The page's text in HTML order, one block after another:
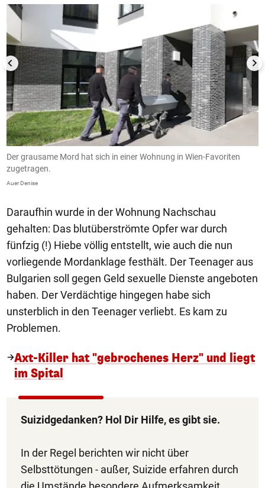
Der grausame Mord hat sich in einer Wohnung in Wien-Favoriten
zugetragen.
Auer Denise
Daraufhin wurde in der Wohnung Nachschau
gehalten: Das blutüberströmte Opfer war durch
fünfzig (!) Hiebe völlig entstellt, wie auch die nun
vorliegende Mordanklage festhält. Der Teenager aus
Bulgarien soll gegen Geld sexuelle Dienste angeboten
haben. Der Verdächtige hingegen habe sich
unsterblich in den Teenager verliebt. Es kam zu
Problemen.
Axt-Killer hat "gebrochenes Herz" und liegt
im Spital
Suizidgedanken? Hol Dir Hilfe, es gibt sie.
In der Regel berichten wir nicht über
Selbsttötungen - außer, Suizide erfahren durch